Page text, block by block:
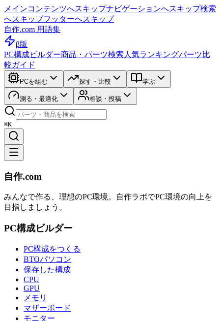
メインコンテンツへスキップナビゲーションへスキップ検索
へスキップフッターへスキップ
自作.com 用語集
β版
PC構成ビルダー商品・パーツ検索 人気ランキングパーツ比
較ガイド
PCを組む 探す・比較 学ぶ
測る・最適化 相談・投稿
⌘K
自作.com
みんなで作る、理想のPC環境。 自作ラボでPC環境の向上を
目指しましょう。
PC構成ビルダー
PC構成をつくる
BTOパソコン
保存した構成
CPU
GPU
メモリ
マザーボード
モニター